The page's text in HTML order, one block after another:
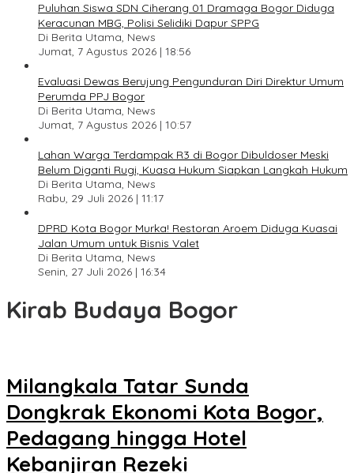
Puluhan Siswa SDN Ciherang 01 Dramaga Bogor Diduga
Keracunan MBG, Polisi Selidiki Dapur SPPG
Di Berita Utama, News
Jumat, 7 Agustus 2026 | 18:56
Evaluasi Dewas Berujung Pengunduran Diri Direktur Umum
Perumda PPJ Bogor
Di Berita Utama, News
Jumat, 7 Agustus 2026 | 10:57
Lahan Warga Terdampak R3 di Bogor Dibuldoser Meski
Belum Diganti Rugi, Kuasa Hukum Siapkan Langkah Hukum
Di Berita Utama, News
Rabu, 29 Juli 2026 | 11:17
DPRD Kota Bogor Murka! Restoran Aroem Diduga Kuasai
Jalan Umum untuk Bisnis Valet
Di Berita Utama, News
Senin, 27 Juli 2026 | 16:34
Kirab Budaya Bogor
Milangkala Tatar Sunda
Dongkrak Ekonomi Kota Bogor,
Pedagang hingga Hotel
Kebanjiran Rezeki